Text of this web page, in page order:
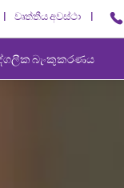
වෘත්තීය අවස්ථා
බැංකුකරණය